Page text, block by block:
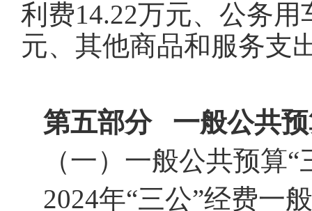
利费14.22万元、公务
元、其他商品和服务支
第五部分 一般公共预
（一）一般公共预算
2024年“三公”经费一